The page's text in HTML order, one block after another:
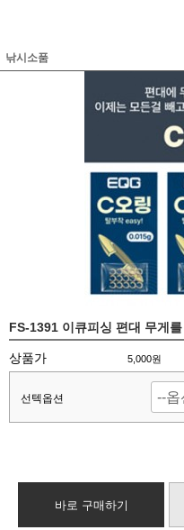
낚시소품
FS-1391 이큐피싱 편대 무게
상품가 5,000원
선텍옵션
바로 구매하기